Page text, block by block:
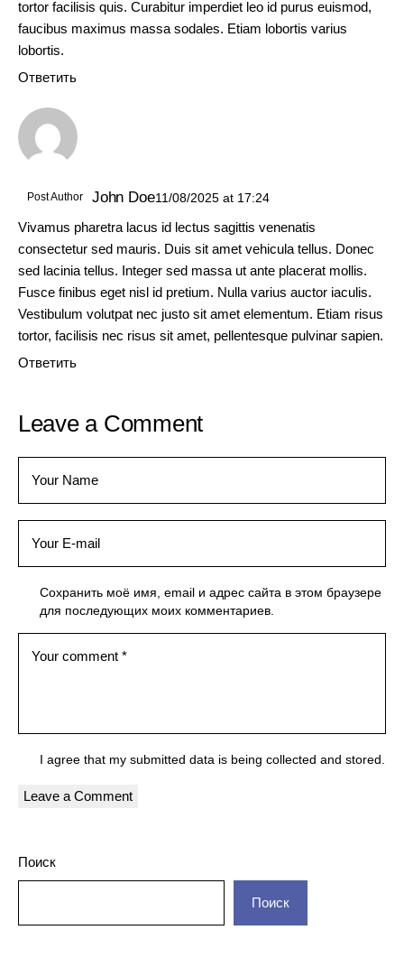
tortor facilisis quis. Curabitur imperdiet leo id purus euismod,
faucibus maximus massa sodales. Etiam lobortis varius
lobortis.
Ответить
Post Author John Doe11/08/2025 at 17:24
Vivamus pharetra lacus id lectus sagittis venenatis
consectetur sed mauris. Duis sit amet vehicula tellus. Donec
sed lacinia tellus. Integer sed massa ut ante placerat mollis.
Fusce finibus eget nisl id pretium. Nulla varius auctor iaculis.
Vestibulum volutpat nec justo sit amet elementum. Etiam risus
tortor, facilisis nec risus sit amet, pellentesque pulvinar sapien.
Ответить
Leave a Comment
Сохранить моё имя, email и адрес сайта в этом браузере
для последующих моих комментариев.
I agree that my submitted data is being collected and stored
Поиск
Поиск